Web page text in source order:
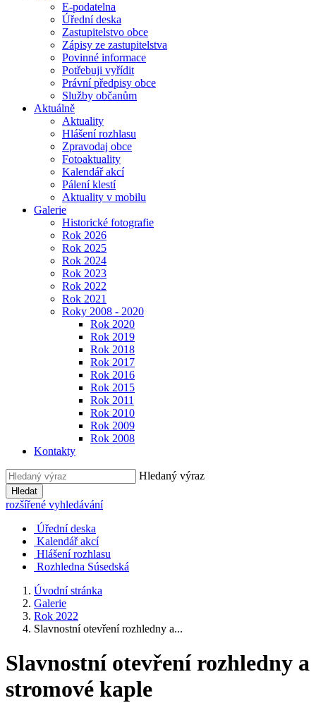
E-podatelna
Úřední deska
Zastupitelstvo obce
Zápisy ze zastupitelstva
Povinné informace
Potřebuji vyřídit
Právní předpisy obce
Služby občanům
Aktuálně
Aktuality
Hlášení rozhlasu
Zpravodaj obce
Fotoaktuality
Kalendář akcí
Pálení klestí
Aktuality v mobilu
Galerie
Historické fotografie
Rok 2026
Rok 2025
Rok 2024
Rok 2023
Rok 2022
Rok 2021
Roky 2008 - 2020
Rok 2020
Rok 2019
Rok 2018
Rok 2017
Rok 2016
Rok 2015
Rok 2011
Rok 2010
Rok 2009
Rok 2008
Kontakty
Hledaný výraz
Hledat
rozšířené vyhledávání
Úřední deska
Kalendář akcí
Hlášení rozhlasu
Rozhledna Súsedská
Úvodní stránka
Galerie
Rok 2022
Slavnostní otevření rozhledny a...
Slavnostní otevření rozhledny a
stromové kaple